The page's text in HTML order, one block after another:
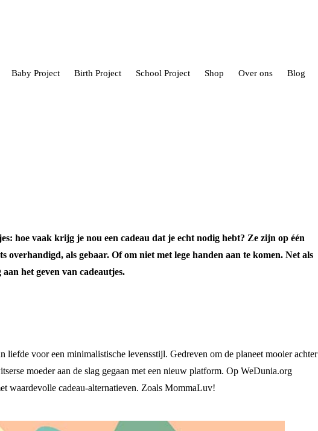
Baby Project Birth Project School Project Shop Over ons Blog
hoe vaak krijg je nou een cadeau dat je echt nodig hebt? Ze zijn op één
als gebaar. Of om niet met lege handen aan te komen. Net als
het geven van cadeautjes.
voor een minimalistische levensstijl. Gedreven om de planeet mooier achter
moeder aan de slag gegaan met een nieuw platform. Op WeDunia.org
waardevolle cadeau-alternatieven. Zoals MommaLuv!